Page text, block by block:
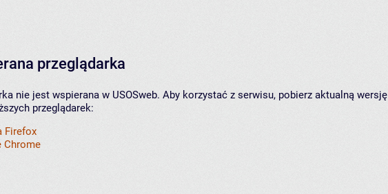
przeglądarka
nie jest wspierana w USOSweb. Aby korzystać z serwisu, pobierz aktualną wersję
przeglądarek:
Firefox
Chrome